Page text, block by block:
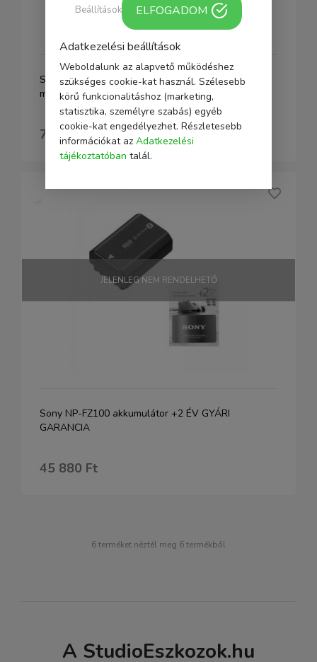
Sony NP-FZ100 akku + SFM128T 128GB SDXC
memóriakártya +2 ÉV GYÁRI GARANCIA
75 770 Ft
JELENLEG NEM RENDELHETŐ
Sony NP-FZ100 akkumulátor +2 ÉV GYÁRI
GARANCIA
45 880 Ft
6 terméket néztél meg 6 termékből
A StudioEszkozok.hu
Adatkezelési beállítások
Weboldalunk az alapvető működéshez
szükséges cookie-kat használ. Szélesebb
körű funkcionalitáshoz (marketing,
statisztika, személyre szabás) egyéb
cookie-kat engedélyezhet. Részletesebb
információkat az Adatkezelési
tájékoztatóban talál.
Beállítások ELFOGADOM